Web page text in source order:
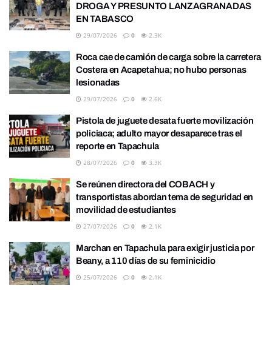
DROGA Y PRESUNTO LANZAGRANADAS
EN TABASCO
29/07/2026 0 2.3K
Roca cae de camión de carga sobre la carretera
Costera en Acapetahua; no hubo personas
lesionadas
29/07/2026 0 2.6K
Pistola de juguete desata fuerte movilización
policiaca; adulto mayor desaparece tras el
reporte en Tapachula
28/07/2026 0 3.3K
Se reúnen directora del COBACH y
transportistas abordan tema de seguridad en
movilidad de estudiantes
27/07/2026 0 2.1K
Marchan en Tapachula para exigir justicia por
Beany, a 110 días de su feminicidio
25/07/2026 0 2.1K